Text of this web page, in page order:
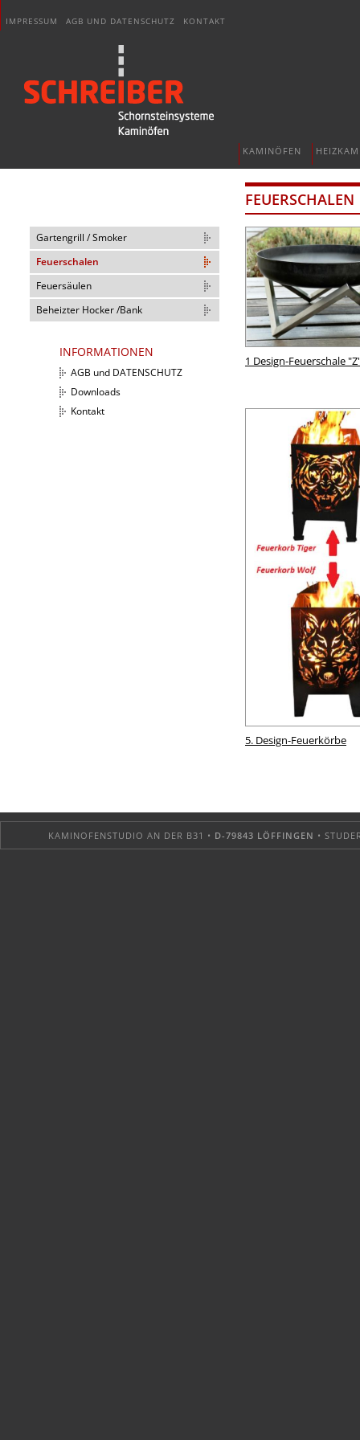
IMPRESSUM AGB UND DATENSCHUTZ KONTAKT
KAMINÖFEN
Gartengrill / Smoker
Feuerschalen
Feuersäulen
Beheizter Hocker /Bank
FEUERSCHALEN
1 Design-Feuerschale
5. Design-Feuerkörbe
INFORMATIONEN
AGB und DATENSCHUTZ
Downloads
Kontakt
KAMINOFENSTUDIO AN DER B31 • D-79843 LÖFFINGEN •